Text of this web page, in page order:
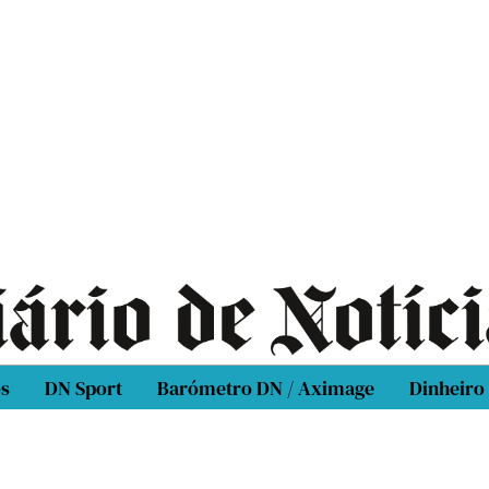
DN Sport Barómetro DN / Aximage Dinheiro